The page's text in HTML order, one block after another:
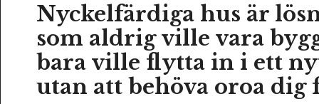
Nyckelfärdiga hus är
som aldrig ville vara
bara ville flytta in i ett
utan att behöva oroa dig